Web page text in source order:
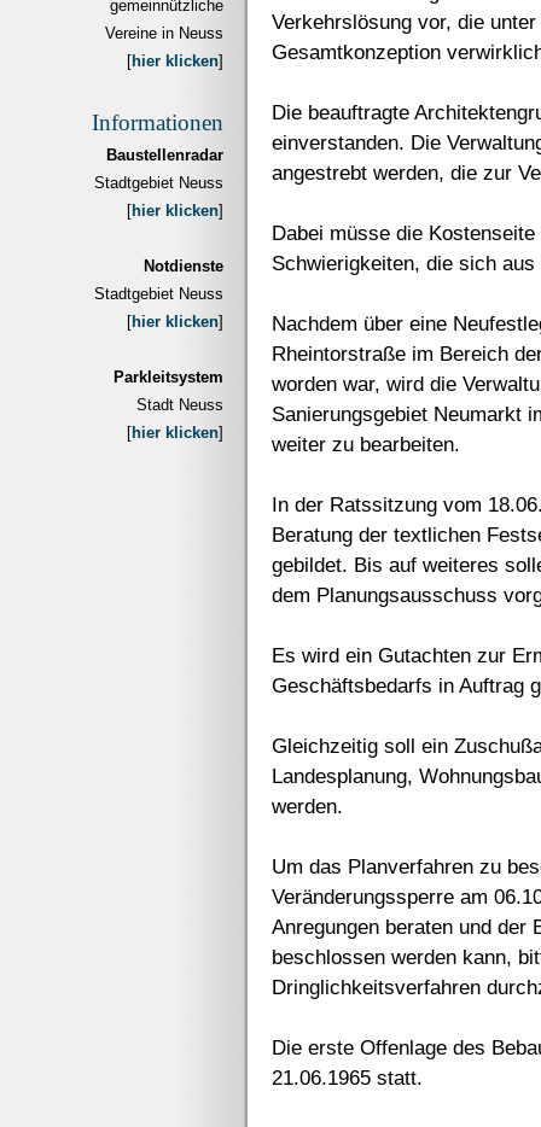
gemeinnützliche
Vereine in Neuss
[hier klicken]
Informationen
Baustellenradar
Stadtgebiet Neuss
[hier klicken]
Notdienste
Stadtgebiet Neuss
[hier klicken]
Parkleitsystem
Stadt Neuss
[hier klicken]
Verkehrslösung vor, die
Gesamtkonzeption
Die beauftragte
einverstanden. Die
angestrebt werden, die zur
Dabei müsse die
Schwierigkeiten, die sich
Nachdem über eine
Rheintorstraße im Bereich
worden war, wird die
Sanierungsgebiet Neumarkt
weiter zu bearbeiten.
In der Ratssitzung vom
Beratung der textlichen
gebildet. Bis auf weiteres
dem Planungsausschuss
Es wird ein Gutachten zur
Geschäftsbedarfs in Auftrag
Gleichzeitig soll ein
Landesplanung,
werden.
Um das Planverfahren zu
Veränderungssperre am
Anregungen beraten und der
beschlossen werden kann,
Dringlichkeitsverfahren
Die erste Offenlage des
21.06.1965 statt.